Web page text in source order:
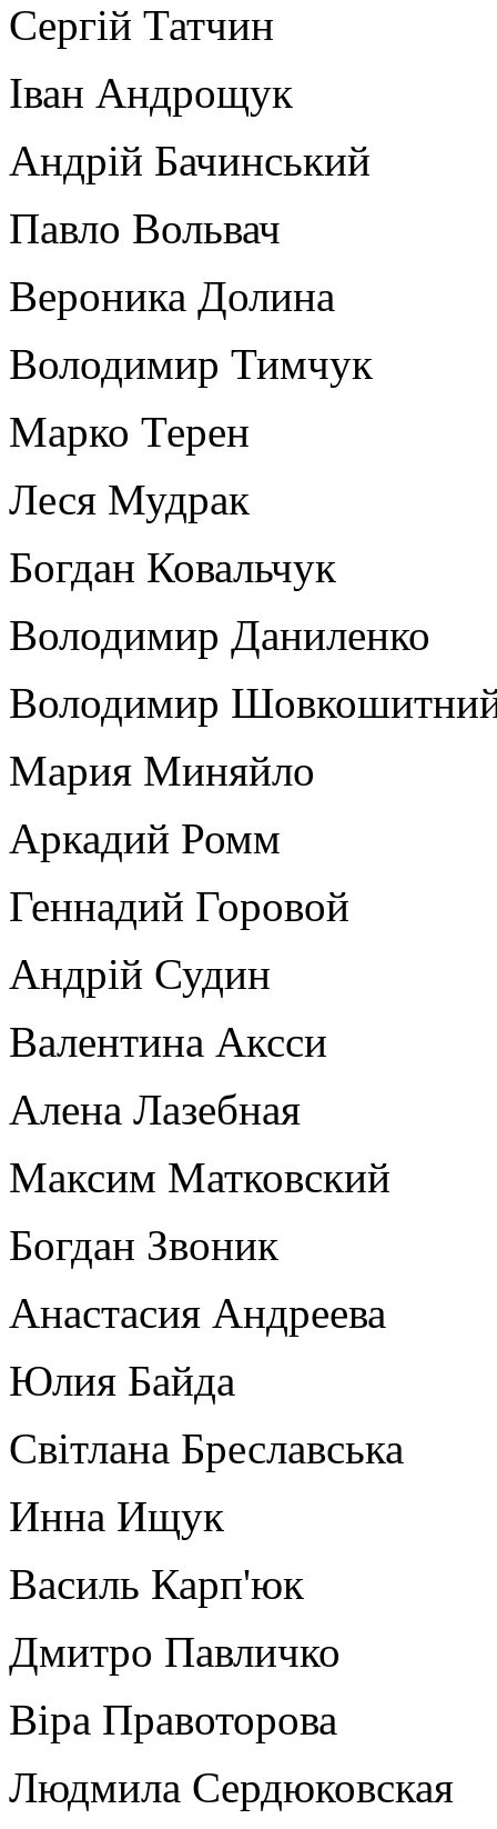
Сергій Татчин
Іван Андрощук
Андрій Бачинський
Павло Вольвач
Вероника Долина
Володимир Тимчук
Марко Терен
Леся Мудрак
Богдан Ковальчук
Володимир Даниленко
Володимир
Мария Миняйло
Аркадий Ромм
Геннадий Горовой
Андрій Судин
Валентина Аксси
Алена Лазебная
Максим Матковский
Богдан Звоник
Анастасия Андреева
Юлия Байда
Світлана Бреславська
Инна Ищук
Василь Карп'юк
Дмитро Павличко
Віра Правоторова
Людмила Сердюковская